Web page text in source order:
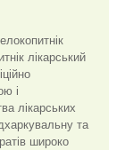
лікарський
і
лікарських
та
широко